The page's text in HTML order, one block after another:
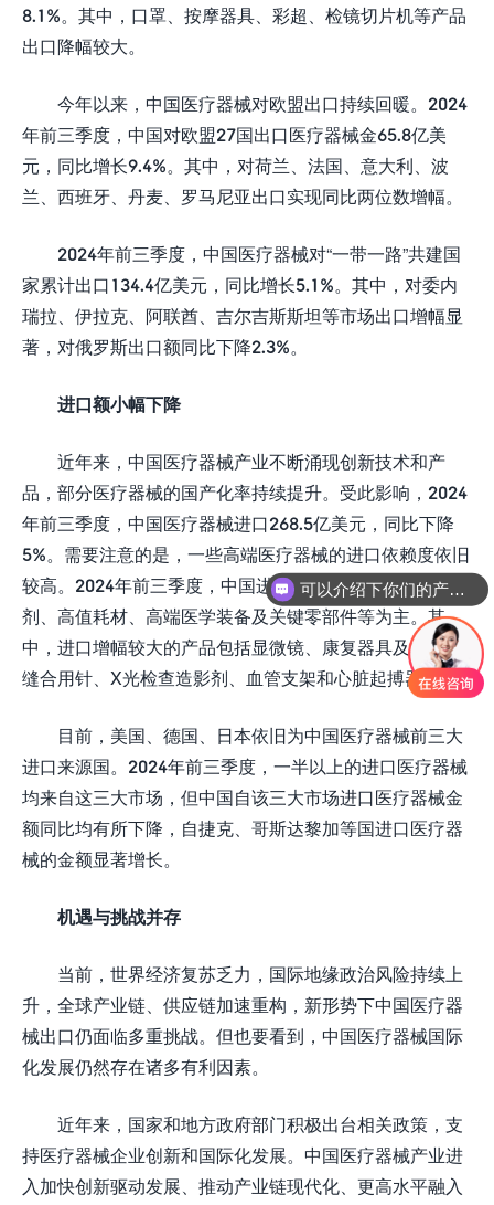
8.1%。其中，口罩、按摩器具、彩超、检镜切片机等产品
出口降幅较大。
今年以来，中国医疗器械对欧盟出口持续回暖。2024
年前三季度，中国对欧盟27国出口医疗器械金65.8亿美
元，同比增长9.4%。其中，对荷兰、法国、意大利、波
兰、西班牙、丹麦、罗马尼亚出口实现同比两位数增幅。
2024年前三季度，中国医疗器械对“一带一路”共建国
家累计出口134.4亿美元，同比增长5.1%。其中，对委内
瑞拉、伊拉克、阿联酋、吉尔吉斯斯坦等市场出口增幅显
著，对俄罗斯出口额同比下降2.3%。
进口额小幅下降
近年来，中国医疗器械产业不断涌现创新技术和产
品，部分医疗器械的国产化率持续提升。受此影响，2024
年前三季度，中国医疗器械进口268.5亿美元，同比下降
5%。需要注意的是，一些高端医疗器械的进口依赖度依旧
较高。2024年前三季度，中国进口医疗器械依旧以检测试
剂、高值耗材、高端医学装备及关键零部件等为主。其
中，进口增幅较大的产品包括显微镜、康复器具及材料、
缝合用针、X光检查造影剂、血管支架和心脏起搏器等。
目前，美国、德国、日本依旧为中国医疗器械前三大
进口来源国。2024年前三季度，一半以上的进口医疗器械
均来自这三大市场，但中国自该三大市场进口医疗器械金
额同比均有所下降，自捷克、哥斯达黎加等国进口医疗器
械的金额显著增长。
机遇与挑战并存
当前，世界经济复苏乏力，国际地缘政治风险持续上
升，全球产业链、供应链加速重构，新形势下中国医疗器
械出口仍面临多重挑战。但也要看到，中国医疗器械国际
化发展仍然存在诸多有利因素。
近年来，国家和地方政府部门积极出台相关政策，支
持医疗器械企业创新和国际化发展。中国医疗器械产业进
入加快创新驱动发展、推动产业链现代化、更高水平融入
可以介绍下你们的产品么